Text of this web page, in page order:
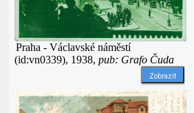
Praha - Václavské náměstí
(id:vn0339), 1938, pub: Grafo Čuda
Zobrazit